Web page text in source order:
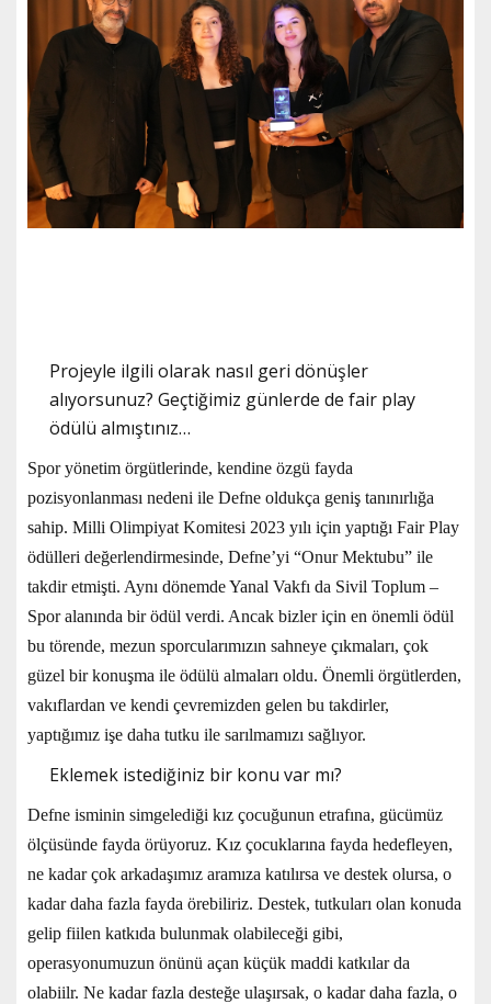
Projeyle ilgili olarak nasıl geri dönüşler
alıyorsunuz? Geçtiğimiz günlerde de fair play
ödülü almıştınız…
Spor yönetim örgütlerinde, kendine özgü fayda
pozisyonlanması nedeni ile Defne oldukça geniş tanınırlığa
sahip. Milli Olimpiyat Komitesi 2023 yılı için yaptığı Fair Play
ödülleri değerlendirmesinde, Defne’yi “Onur Mektubu” ile
takdir etmişti. Aynı dönemde Yanal Vakfı da Sivil Toplum –
Spor alanında bir ödül verdi. Ancak bizler için en önemli ödül
bu törende, mezun sporcularımızın sahneye çıkmaları, çok
güzel bir konuşma ile ödülü almaları oldu. Önemli örgütlerden,
vakıflardan ve kendi çevremizden gelen bu takdirler,
yaptığımız işe daha tutku ile sarılmamızı sağlıyor.
Eklemek istediğiniz bir konu var mı?
Defne isminin simgelediği kız çocuğunun etrafına, gücümüz
ölçüsünde fayda örüyoruz. Kız çocuklarına fayda hedefleyen,
ne kadar çok arkadaşımız aramıza katılırsa ve destek olursa, o
kadar daha fazla fayda örebiliriz. Destek, tutkuları olan konuda
gelip fiilen katkıda bulunmak olabileceği gibi,
operasyonumuzun önünü açan küçük maddi katkılar da
olabiilr. Ne kadar fazla desteğe ulaşırsak, o kadar daha fazla, o